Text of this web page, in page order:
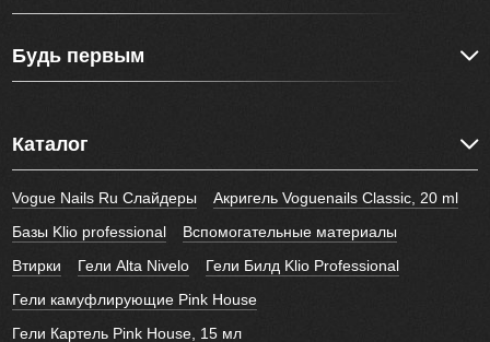
Будь первым
Каталог
Vogue Nails Ru Слайдеры
Акригель Voguenails Classic, 20 ml
Базы Klio professional
Вспомогательные материалы
Втирки
Гели Alta Nivelo
Гели Билд Klio Professional
Гели камуфлирующие Pink House
Гели Картель Pink House, 15 мл